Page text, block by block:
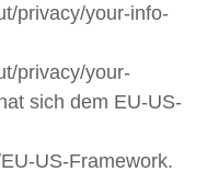
privacy/your-info-
privacy/your-
sich dem EU-US-
US-Framework.